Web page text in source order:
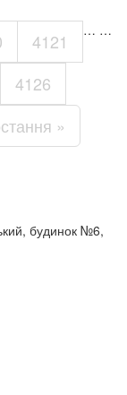
…
4121
4126
…
»
будинок №6,